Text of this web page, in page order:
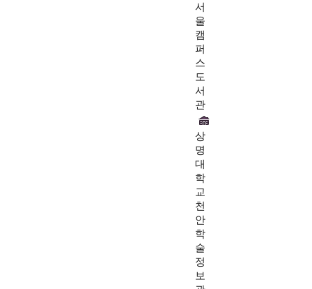
서
울
캠
퍼
스
도
서
관
상
명
대
학
교
천
안
학
술
정
보